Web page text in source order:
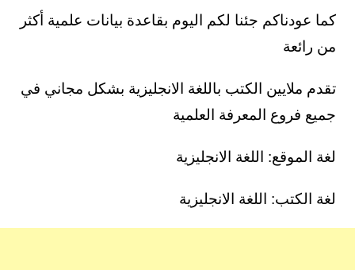
كما عودناكم جئنا لكم اليوم بقاعدة بيانات علمية أكثر
من رائعة
تقدم ملايين الكتب باللغة الانجليزية بشكل مجاني في
جميع فروع المعرفة العلمية
لغة الموقع: اللغة الانجليزية
لغة الكتب: اللغة الانجليزية